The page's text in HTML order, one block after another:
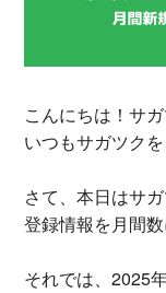
こんにちは！サ
いつもサガツク
さて、本日はサ
登録情報を月間
それでは、2025